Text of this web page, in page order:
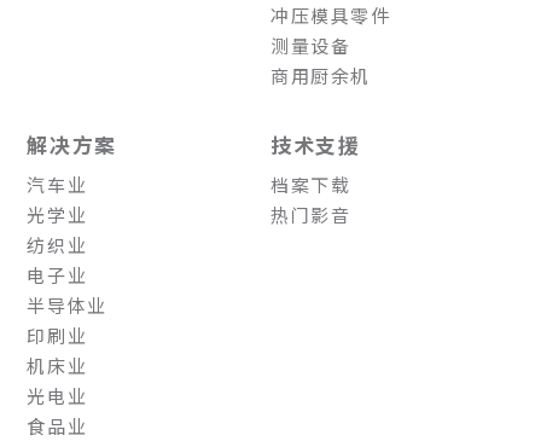
冲压模具零件
测量设备
商用厨余机
解决方案
汽车业
光学业
纺织业
电子业
半导体业
印刷业
机床业
光电业
食品业
技术支援
档案下载
热门影音